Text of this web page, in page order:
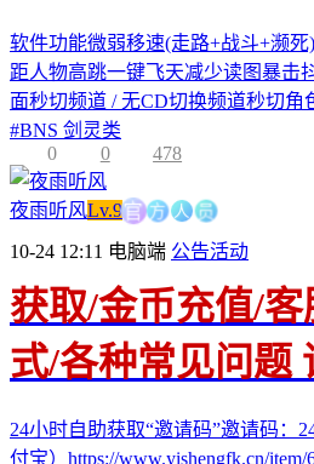
软件功能微弱移速(走路+战斗+濒
距人物高跳一键飞天减少读图暴击
面秒切频道 / 无CD切换频道秒切角
#BNS 剑灵类
0
0 478
夜雨听风Lv.9官方人员
10-24 12:11 电脑端 公告活动
获取/金币充值/
式/各种常见问题
24小时自助获取“邀请码”邀请码：
付宝）https://www.yishengfk.cn/